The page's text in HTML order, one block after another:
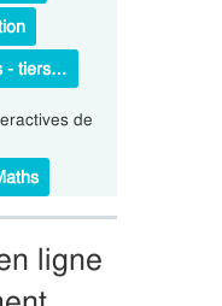
- tiers…
de
ligne